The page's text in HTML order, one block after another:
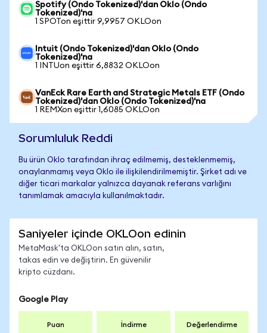
Spotify (Ondo Tokenized)'dan Oklo (Ondo
Tokenized)'na
1 SPOTon eşittir 9,9957 OKLOon
Intuit (Ondo Tokenized)'dan Oklo (Ondo
Tokenized)'na
1 INTUon eşittir 6,8832 OKLOon
VanEck Rare Earth and Strategic Metals ETF (Ondo
Tokenized)'dan Oklo (Ondo Tokenized)'na
1 REMXon eşittir 1,6085 OKLOon
Sorumluluk Reddi
Bu ürün Oklo tarafından ihraç edilmemiş, desteklenmemiş,
onaylanmamış veya Oklo ile ilişkilendirilmemiştir. Şirket adı ve
diğer ticari markalar yalnızca dayanak referans varlığını
tanımlamak amacıyla kullanılmaktadır.
Saniyeler içinde OKLOon edinin
MetaMask'ta OKLOon satın alın, satın,
takas edin ve değiştirin. En güvenilir
kripto cüzdanı.
Google Play
Puan İndirme Değerlendirme